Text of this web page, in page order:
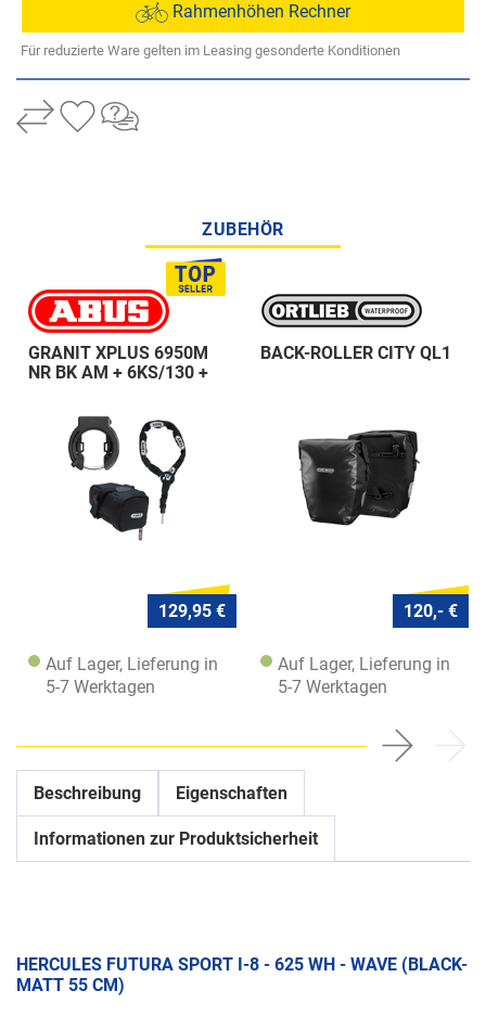
Rahmenhöhen Rechner
Für reduzierte Ware gelten im Leasing gesonderte Konditionen
ZUBEHÖR
GRANIT XPLUS 6950M
NR BK AM + 6KS/130 +
129,95 €
Auf Lager, Lieferung in
5-7 Werktagen
BACK-ROLLER CITY QL1
120,- €
Auf Lager, Lieferung in
5-7 Werktagen
Beschreibung Eigenschaften
Informationen zur Produktsicherheit
HERCULES FUTURA SPORT I-8 - 625 WH - WAVE (BLACK-
MATT 55 CM)